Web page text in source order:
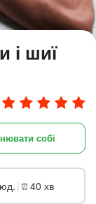
і шиї
собі
| ⏰ 40 хв